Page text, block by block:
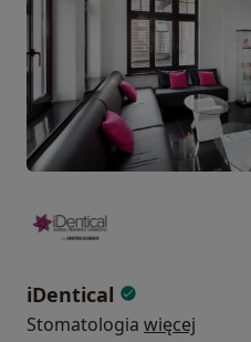
iDentical
Stomatologia więcej